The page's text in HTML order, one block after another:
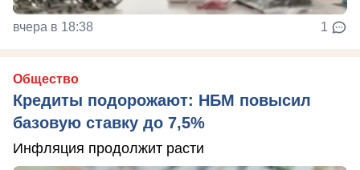
вчера в 18:38 1
Общество
Кредиты подорожают: НБМ повысил
базовую ставку до 7,5%
Инфляция продолжит расти